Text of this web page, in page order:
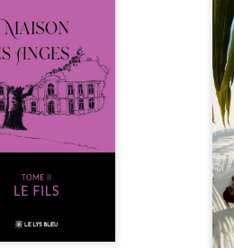
Anatole-Eustache.
devra affronter non
un inconnu qui rôde
domaine et dont
fidèle majordome,
visites, le passé
d’Anatole-
la malédiction
aussi la toute-
de Gauthier. Mais
dompter cet enfant
avant qu’il ...
Au
eux,